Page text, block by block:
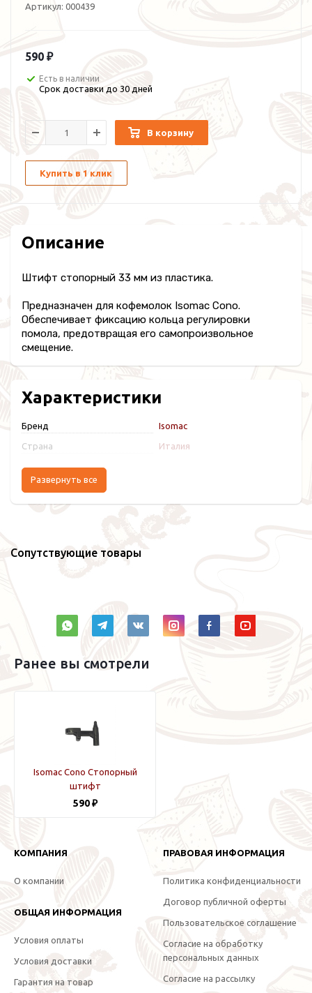
Артикул: 000439
590 ₽
Есть в наличии
Срок доставки до 30 дней
В корзину
Купить в 1 клик
Описание
Штифт стопорный 33 мм из пластика.
Предназначен для кофемолок Isomac Cono.
Обеспечивает фиксацию кольца регулировки
помола, предотвращая его самопроизвольное
смещение.
Характеристики
Бренд Isomac
Страна Италия
Развернуть все
Сопутствующие товары
Ранее вы смотрели
Isomac Cono Стопорный
штифт
590 ₽
КОМПАНИЯ
О компании
ОБЩАЯ ИНФОРМАЦИЯ
Условия оплаты
Условия доставки
Гарантия на товар
ПРАВОВАЯ ИНФОРМАЦИЯ
Политика конфиденциальности
Договор публичной оферты
Пользовательское соглашение
Согласие на обработку
персональных данных
Согласие на рассылку